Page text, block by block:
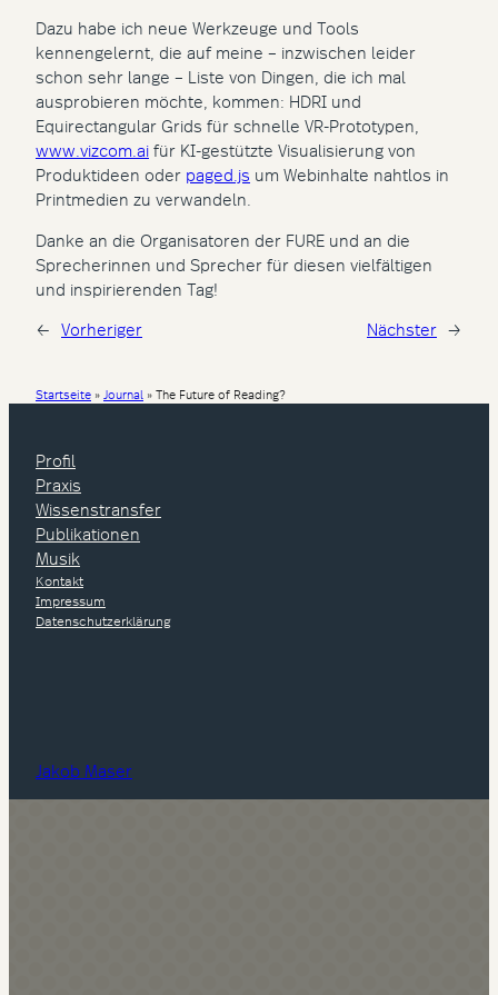
Dazu habe ich neue Werkzeuge und Tools
kennengelernt, die auf meine – inzwischen leider
schon sehr lange – Liste von Dingen, die ich mal
ausprobieren möchte, kommen: HDRI und
Equirectangular Grids für schnelle VR-Prototypen,
www.vizcom.ai für KI-gestützte Visualisierung von
Produktideen oder paged.js um Webinhalte nahtlos in
Printmedien zu verwandeln.
Danke an die Organisatoren der FURE und an die
Sprecherinnen und Sprecher für diesen vielfältigen
und inspirierenden Tag!
← Vorheriger Nächster →
Startseite » Journal » The Future of Reading?
Profil
Praxis
Wissenstransfer
Publikationen
Musik
Kontakt
Impressum
Datenschutzerklärung
Jakob Maser